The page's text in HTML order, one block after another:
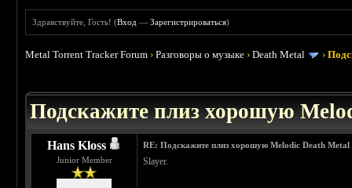
Здравствуйте, Гость! (Вход —Зарегистрироваться)
Metal Torrent Tracker Forum ›Разговоры о музыке ›Death Metal ›
Подскажите плиз хорошую
Hans Kloss
Junior Member
RE: Подскажите плиз хорошую Melodic Death Metal
Slayer.